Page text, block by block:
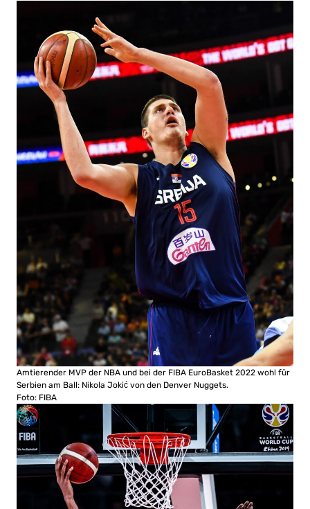
Amtierender MVP der NBA und bei der FIBA EuroBasket 2022 wohl für
Serbien am Ball: Nikola Jokić von den Denver Nuggets.
Foto: FIBA